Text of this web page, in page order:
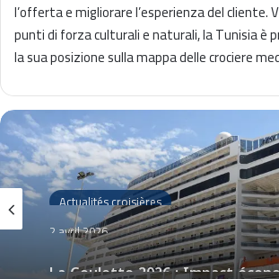
l’offerta e migliorare l’esperienza del cliente.
punti di forza culturali e naturali, la Tunisia è
la sua posizione sulla mappa delle crociere
Actualités croisières
2 avril 2026
La Goulette 2026 : Impact
des croisières révélées